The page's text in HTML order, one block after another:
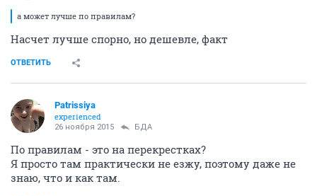
а может лучше по правилам?
Насчет лучше спорно, но дешевле, факт
ОТВЕТИТЬ
Patrissiya
experienced
26 ноября 2015 БДА
По правилам - это на перекрестках?
Я просто там практически не езжу, поэтому даже не
знаю, что и как там.